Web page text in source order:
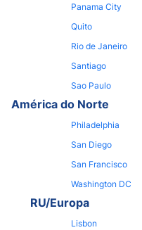
Panama City
Quito
Rio de Janeiro
Santiago
Sao Paulo
América do Norte
Philadelphia
San Diego
San Francisco
Washington DC
RU/Europa
Lisbon